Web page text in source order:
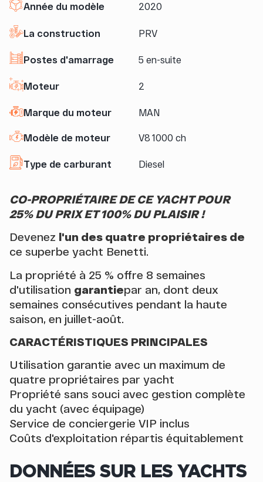
Année du modèle 2020
La construction PRV
Postes d'amarrage 5 en-suite
Moteur 2
Marque du moteur MAN
Modèle de moteur V8 1000 ch
Type de carburant Diesel
CO-PROPRIÉTAIRE DE CE YACHT POUR
25% DU PRIX ET 100% DU PLAISIR !
Devenez l'un des quatre propriétaires de
ce superbe yacht Benetti.
La propriété à 25 % offre 8 semaines
d'utilisation garantiepar an, dont deux
semaines consécutives pendant la haute
saison, en juillet-août.
CARACTÉRISTIQUES PRINCIPALES
Utilisation garantie avec un maximum de
quatre propriétaires par yacht
Propriété sans souci avec gestion complète
du yacht (avec équipage)
Service de conciergerie VIP inclus
Coûts d'exploitation répartis équitablement
DONNÉES SUR LES YACHTS